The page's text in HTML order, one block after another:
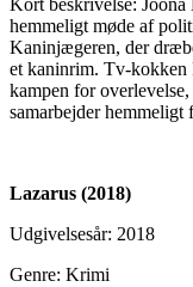
Kort beskrivelse:
hemmeligt møde af
Kaninjægeren, der
et kaninrim. Tv-
kampen for
samarbejder hemmeligt
Lazarus (2018)
Udgivelsesår: 2018
Genre: Krimi